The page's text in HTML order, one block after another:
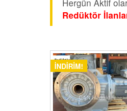
Hergün Aktif
Redüktör
İNDIRIM!